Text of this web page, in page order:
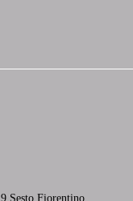
Sesto Fiorentino